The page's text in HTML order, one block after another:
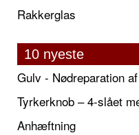
Rakkerglas
10 nyeste
Gulv - Nødreparation
Tyrkerknob – 4-slået
Anhæftning